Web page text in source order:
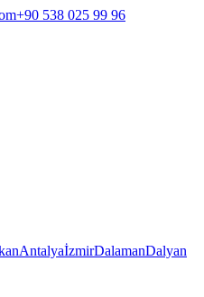
+90 538 025 99 96
AntalyaİzmirDalamanDalyan